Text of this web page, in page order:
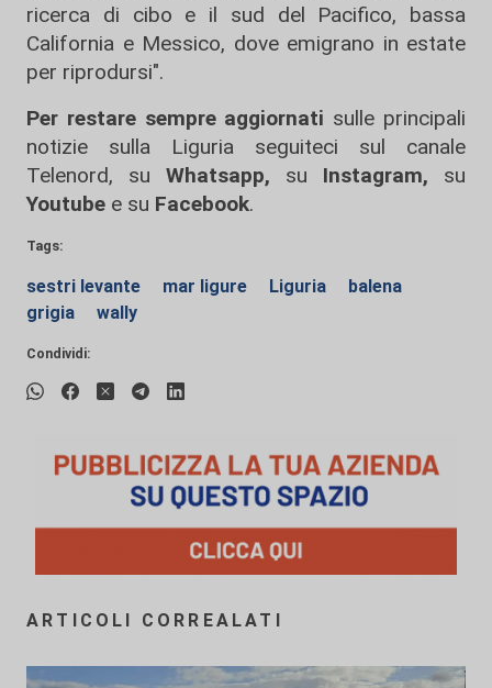
ricerca di cibo e il sud del Pacifico, bassa
California e Messico, dove emigrano in estate
per riprodursi".
Per restare sempre aggiornati sulle principali
notizie sulla Liguria seguiteci sul canale
Telenord, su
Whatsapp, su Instagram, su
Youtube e su Facebook.
Tags:
sestri levante mar ligure Liguria
balena
grigia
wally
Condividi:
ARTICOLI CORREALATI